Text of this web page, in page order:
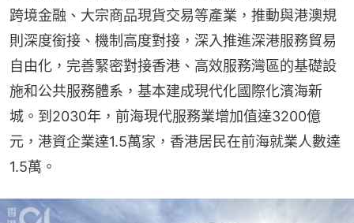
跨境金融、大宗商品現貨交易等產業，推動與港澳規
則深度銜接、機制高度對接，深入推進深港服務貿易
自由化，完善緊密對接香港、高效服務灣區的基礎設
施和公共服務體系，基本建成現代化國際化濱海新
城。到2030年，前海現代服務業增加值達3200億
元，港資企業達1.5萬家，香港居民在前海就業人數達
1.5萬。